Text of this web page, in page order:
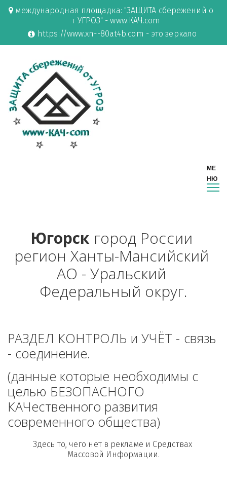
международная площадка: "ЗАЩИТА сбережений о
т УГРОЗ" - www.КАЧ.com
https://www.xn--80at4b.com - это зеркало
Югорск город России
регион Ханты-Мансийский
АО - Уральский
Федеральный округ.
РАЗДЕЛ КОНТРОЛЬ и УЧЁТ - связь
- соединение.
(данные которые необходимы с
целью БЕЗОПАСНОГО
КАЧественного развития
современного общества)
Здесь то, чего нет в рекламе и Средствах
Массовой Информации.